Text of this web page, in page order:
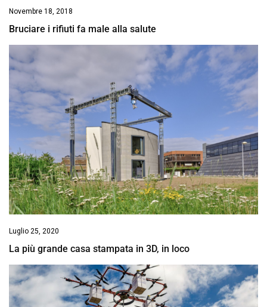
Novembre 18, 2018
Bruciare i rifiuti fa male alla salute
Luglio 25, 2020
La più grande casa stampata in 3D, in loco